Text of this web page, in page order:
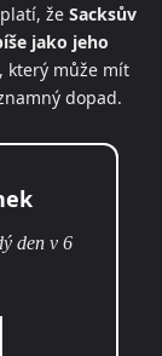
že Sacksův
jako jeho
, který může mít
dopad.
den v 6